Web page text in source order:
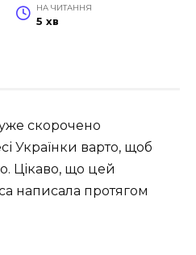
НА ЧИТАННЯ
5 хв
скорочено
Українки варто, щоб
Цікаво, що цей
написала протягом